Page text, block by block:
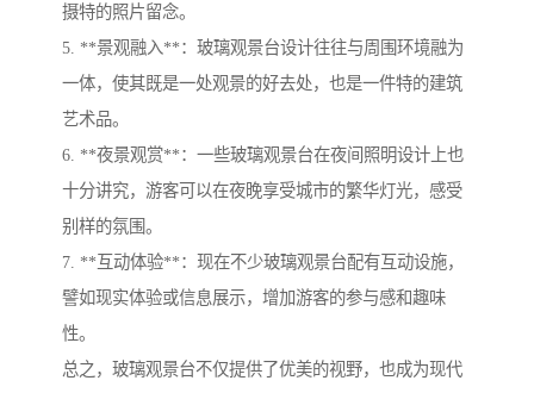
摄特的照片留念。
5. **景观融入**：玻璃观景台设计往往与周围环境融为
一体，使其既是一处观景的好去处，也是一件特的建筑
艺术品。
6. **夜景观赏**：一些玻璃观景台在夜间照明设计上也
十分讲究，游客可以在夜晚享受城市的繁华灯光，感受
别样的氛围。
7. **互动体验**：现在不少玻璃观景台配有互动设施，
譬如现实体验或信息展示，增加游客的参与感和趣味
性。
总之，玻璃观景台不仅提供了优美的视野，也成为现代